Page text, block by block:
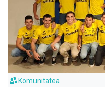
Komunitatea